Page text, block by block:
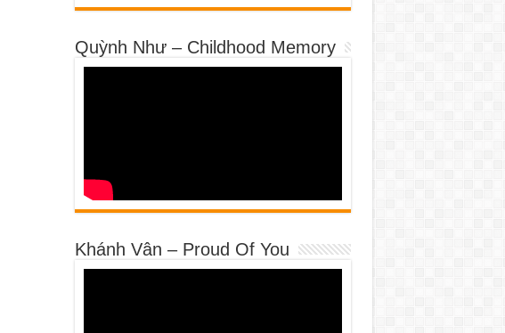
Quỳnh Như – Childhood Memory
Khánh Vân – Proud Of You